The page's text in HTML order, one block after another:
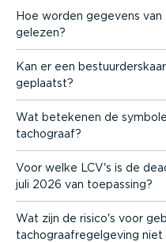
Hoe worden gegevens
gelezen?
Kan er een
geplaatst?
Wat betekenen de
tachograaf?
Voor welke LCV's is de
juli 2026 van toepassing?
Wat zijn de risico's voor
tacho­graaf­re­gel­geving niet